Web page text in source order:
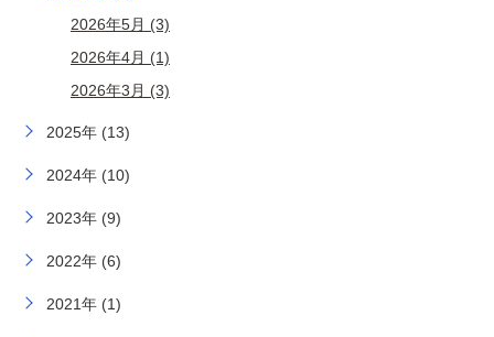
2026年5月 (3)
2026年4月 (1)
2026年3月 (3)
2025年 (13)
2024年 (10)
2023年 (9)
2022年 (6)
2021年 (1)